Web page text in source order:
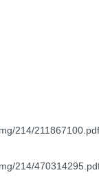
214/211867100.pdf
214/